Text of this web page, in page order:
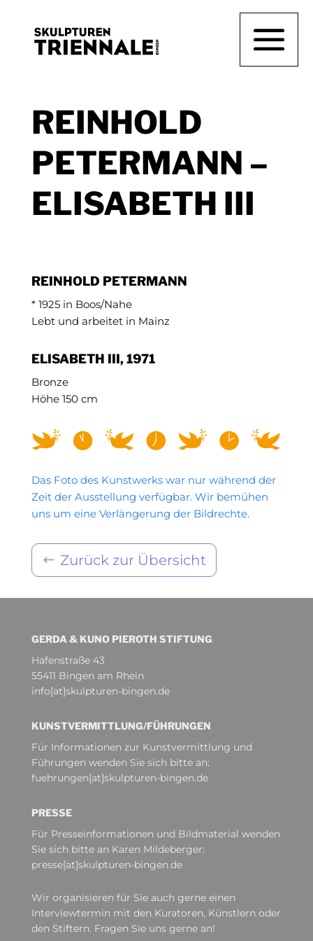
REINHOLD
PETERMANN –
ELISABETH III
REINHOLD PETERMANN
* 1925 in Boos/Nahe
Lebt und arbeitet in Mainz
ELISABETH III, 1971
Bronze
Höhe 150 cm
Das Foto des Kunstwerks war nur während der
Zeit der Ausstellung verfügbar. Wir bemühen
uns um eine Verlängerung der Bildrechte.
Zurück zur Übersicht
GERDA & KUNO PIEROTH STIFTUNG
Hafenstraße 43
55411 Bingen am Rhein
info[at]skulpturen-bingen.de
KUNSTVERMITTLUNG/­FÜHRUNGEN
Für Informationen zur Kunstvermittlung und
Führungen wenden Sie sich bitte an:
fuehrungen[at]skulpturen-bingen.de
PRESSE
Für Presseinformationen und Bildmaterial wenden
Sie sich bitte an Karen Mildeberger:
presse[at]skulpturen-bingen.de
Wir organisieren für Sie auch gerne einen
Interviewtermin mit den Kuratoren, Künstlern oder
den Stiftern. Fragen Sie uns gerne an!